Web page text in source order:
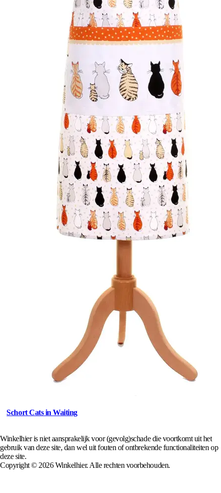
Schort Cats in Waiting
Winkelhier is niet aansprakelijk voor (gevolg)schade die voortkomt uit het
gebruik van deze site, dan wel uit fouten of ontbrekende functionaliteiten op
deze site.
Copyright © 2026 Winkelhier. Alle rechten voorbehouden.